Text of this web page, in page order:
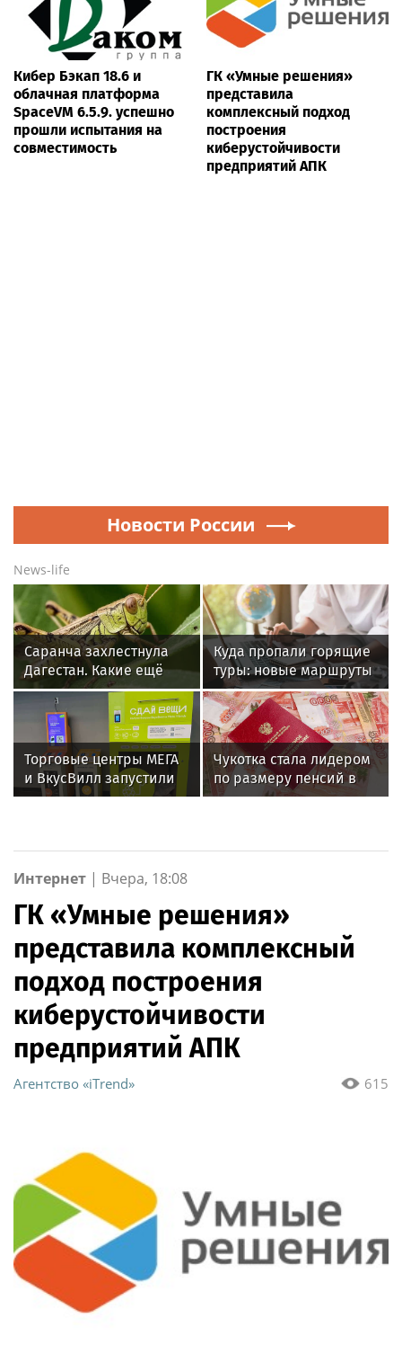
Кибер Бэкап 18.6 и
облачная платформа
SpaceVM 6.5.9. успешно
прошли испытания на
совместимость
ГК «Умные решения»
представила
комплексный подход
построения
киберустойчивости
предприятий АПК
Новости России
News-life
Саранча захлестнула
Дагестан. Какие ещё
регионы России под
угрозой? Назван
худший сценарий
Куда пропали горящие
туры: новые маршруты
и «негостеприимные»
цены
Торговые центры МЕГА
и ВкусВилл запустили
совместный проект по
Чукотка стала лидером
по размеру пенсий в
России
Интернет | Вчера, 18:08
ГК «Умные решения»
представила комплексный
подход построения
киберустойчивости
предприятий АПК
615
Агентство «iTrend»